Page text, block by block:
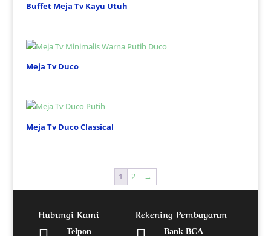
Buffet Meja Tv Kayu Utuh
Meja Tv Duco
Meja Tv Duco Classical
1 2 →
Hubungi Kami
Telpon
Rekening Pembayaran
Bank BCA